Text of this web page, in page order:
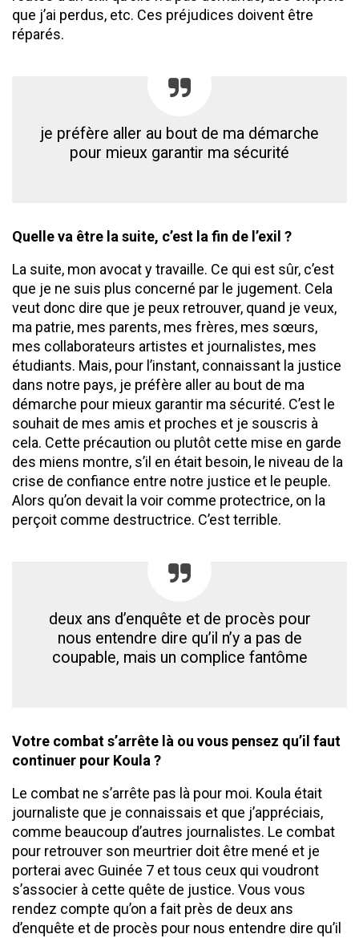
que j’ai perdus, etc. Ces préjudices doivent être
réparés.
je préfère aller au bout de ma démarche
pour mieux garantir ma sécurité
Quelle va être la suite, c’est la fin de l’exil ?
La suite, mon avocat y travaille. Ce qui est sûr, c’est
que je ne suis plus concerné par le jugement. Cela
veut donc dire que je peux retrouver, quand je veux,
ma patrie, mes parents, mes frères, mes sœurs,
mes collaborateurs artistes et journalistes, mes
étudiants. Mais, pour l’instant, connaissant la justice
dans notre pays, je préfère aller au bout de ma
démarche pour mieux garantir ma sécurité. C’est le
souhait de mes amis et proches et je souscris à
cela. Cette précaution ou plutôt cette mise en garde
des miens montre, s’il en était besoin, le niveau de la
crise de confiance entre notre justice et le peuple.
Alors qu’on devait la voir comme protectrice, on la
perçoit comme destructrice. C’est terrible.
deux ans d’enquête et de procès pour
nous entendre dire qu’il n’y a pas de
coupable, mais un complice fantôme
Votre combat s’arrête là ou vous pensez qu’il faut
continuer pour Koula ?
Le combat ne s’arrête pas là pour moi. Koula était
journaliste que je connaissais et que j’appréciais,
comme beaucoup d’autres journalistes. Le combat
pour retrouver son meurtrier doit être mené et je
porterai avec Guinée 7 et tous ceux qui voudront
s’associer à cette quête de justice. Vous vous
rendez compte qu’on a fait près de deux ans
d’enquête et de procès pour nous entendre dire qu’il